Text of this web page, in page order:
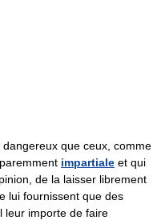
que ceux, comme
impartiale et qui
de la laisser librement
lui fournissent que des
leur importe de faire